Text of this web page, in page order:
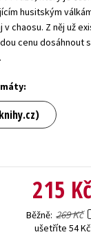
husitským
chaosu. Z něj už
cenu dosáhnout
215 Kč
Běžně 269 Kč
ušetříte 54 Kč